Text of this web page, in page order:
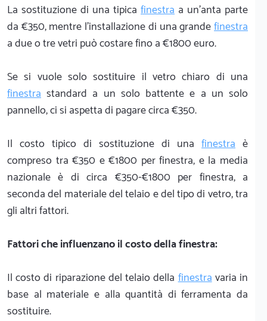
La sostituzione di una tipica finestra a un'anta parte
da €350, mentre l'installazione di una grandefinestra
a due o tre vetri può costare fino a €1800 euro.
Se si vuole solo sostituire il vetro chiaro di una
finestra standard a un solo battente e a un solo
pannello, ci si aspetta di pagare circa €350.
Il costo tipico di sostituzione di una finestra è
compreso tra €350 e €1800 per finestra, e la media
nazionale è di circa €350-€1800 per finestra, a
seconda del materiale del telaio e del tipo di vetro, tra
gli altri fattori.
Fattori che influenzano il costo della finestra:
Il costo di riparazione del telaio dellafinestravaria in
base al materiale e alla quantità di ferramenta da
sostituire.